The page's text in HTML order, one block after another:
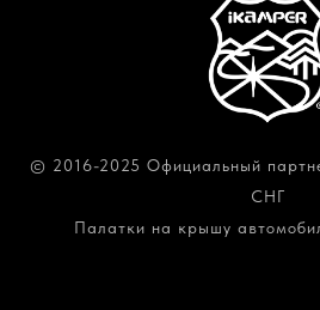
© 2016-2025 Официальный
СНГ
Палатки на крышу